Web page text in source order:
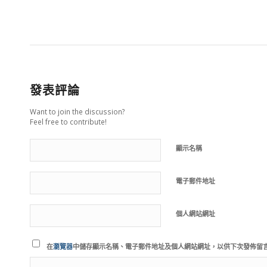
發表評論
Want to join the discussion?
Feel free to contribute!
顯示名稱
電子郵件地址
個人網站網址
在瀏覽器中儲存顯示名稱、電子郵件地址及個人網站網址，以供下次發佈留